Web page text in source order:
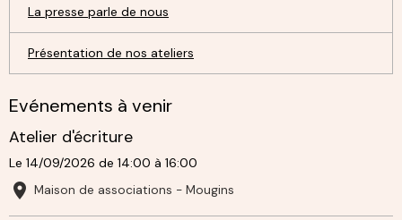
La presse parle de nous
Présentation de nos ateliers
Evénements à venir
Atelier d'écriture
Le 14/09/2026 de 14:00 à 16:00
Maison de associations - Mougins